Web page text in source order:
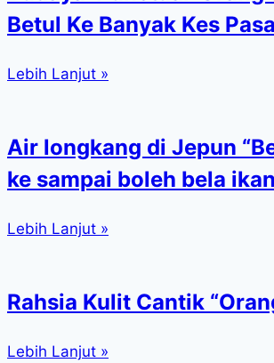
Betul Ke Banyak Kes
Lebih Lanjut »
Air longkang di Jepun
ke sampai boleh bela
Lebih Lanjut »
Rahsia Kulit Cantik
Lebih Lanjut »